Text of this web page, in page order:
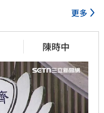
更多
陳時中